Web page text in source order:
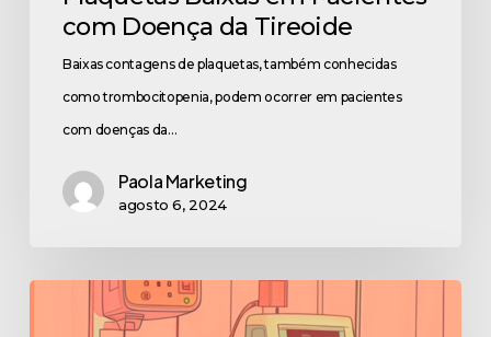
com Doença da Tireoide
Baixas contagens de plaquetas, também conhecidas
como trombocitopenia, podem ocorrer em pacientes
com doenças da…
Paola Marketing
agosto 6, 2024